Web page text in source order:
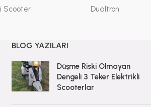
Scooter Dualtron
BLOG YAZILARI
Düşme Riski Olmayan
Dengeli 3 Teker Elektrikli
Scooterlar